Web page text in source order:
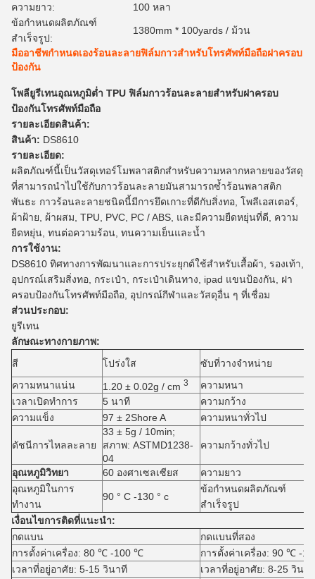
ความยาว:
100 หลา
ข้อกำหนดผลิตภัณฑ์
สำเร็จรูป:
1380mm * 100yards / ม้วน
มืออาชีพกำหนดเองร้อนละลายฟิล์มกาวสำหรับโทรศัพท์มือถือฝาครอบ
ป้องกัน
โพลียูรีเทนอุณหภูมิต่ำ TPU ฟิล์มกาวร้อนละลายสำหรับฝาครอบ
ป้องกันโทรศัพท์มือถือ
รายละเอียดสินค้า:
สินค้า: DS8610
รายละเอียด:
ผลิตภัณฑ์นี้เป็นวัสดุเทอร์โมพลาสติกสำหรับความหลากหลายของวัสดุ
ที่สามารถนำไปใช้กับกาวร้อนละลายมันสามารถซ้ำร้อนพลาสติก
พันธะ กาวร้อนละลายชนิดนี้มีการยึดเกาะที่ดีกับสิ่งทอ, โพลีเอสเตอร์,
ผ้าฝ้าย, ผ้าผสม, TPU, PVC, PC / ABS, และมีความยืดหยุ่นที่ดี, ความ
ยืดหยุ่น, ทนต่อความร้อน, ทนความเย็นและน้ำ
การใช้งาน:
DS8610 ทิศทางการพัฒนาและการประยุกต์ใช้สำหรับเสื้อผ้า, รองเท้า,
อุปกรณ์เสริมสิ่งทอ, กระเป๋า, กระเป๋าเดินทาง, ipad แขนป้องกัน, ฝา
ครอบป้องกันโทรศัพท์มือถือ, อุปกรณ์กีฬาและวัสดุอื่น ๆ ที่เชื่อม
ส่วนประกอบ:
ยูรีเทน
ลักษณะทางกายภาพ:
สี
โปร่งใส ซับที่วางจำหน่าย
ความหนาแน่น
1.20 ± 0.02g / cm 3 ความหนา
เวลาเปิดทำการ
5 นาที ความกว้าง
ความแข็ง
97 ± 2Shore A ความหนาทั่วไป
ดัชนีการไหลละลาย
33 ± 5g / 10min;
สภาพ: ASTMD1238-
04
ความกว้างทั่วไป
อุณหภูมิวิทยา 60 องศาเซลเซียส ความยาว
อุณหภูมิในการ
ทำงาน
90 ° C -130 ° c
ข้อกำหนดผลิตภัณฑ์
สำเร็จรูป
เงื่อนไขการติดที่แนะนำ:
กดแบน
กดแบนที่สอง
การตั้งค่าเครื่อง: 80 ℃ -100 ℃
การตั้งค่าเครื่อง: 90 ℃ -
เวลาที่อยู่อาศัย: 5-15 วินาที
เวลาที่อยู่อาศัย: 8-25 วินาที